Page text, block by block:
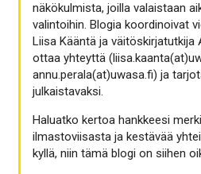
näkökulmista, joilla valaistaan
valintoihin. Blogia koordinoivat
Liisa Kääntä ja väitöskirjatutkija
ottaa yhteyttä
annu.perala(at)uwasa.fi) ja
julkaistavaksi.
Haluatko kertoa hankkeesi
ilmastoviisasta ja kestävää
kyllä, niin tämä blogi on siihen